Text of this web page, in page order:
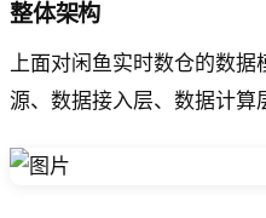
整体架构
上面对闲鱼实时数仓的数
源、数据接入层、数据计算